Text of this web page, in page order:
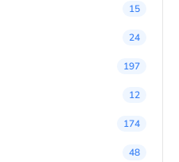
15
24
197
12
174
48